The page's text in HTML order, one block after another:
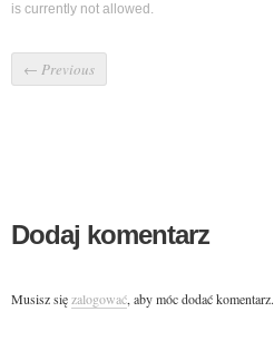
is currently not allowed.
← Previous
Dodaj komentarz
Musisz sięzalogować, aby móc dodać komentarz.